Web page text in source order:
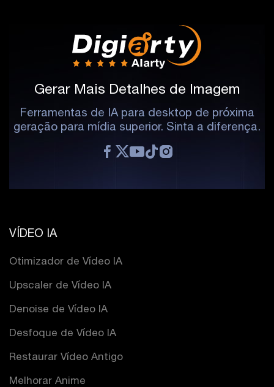
Gerar Mais Detalhes de Imagem
Ferramentas de IA para desktop de próxima
geração para mídia superior. Sinta a diferença.
VÍDEO IA
Otimizador de Vídeo IA
Upscaler de Vídeo IA
Denoise de Vídeo IA
Desfoque de Vídeo IA
Restaurar Vídeo Antigo
Melhorar Anime